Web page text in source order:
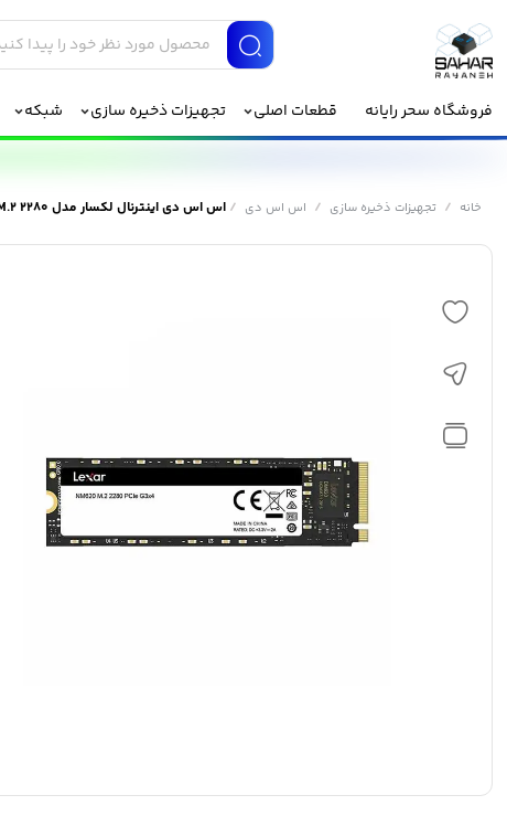
فروشگاه سحر رایانه قطعات اصلی تجهیزات ذخیره سازی شبکه
خانه / تجهیزات ذخیره سازی / اس اس دی /اس اس دی اینترنال لکسار مدل NM620 M.2 2280 ظرفیت 1 ترابایت